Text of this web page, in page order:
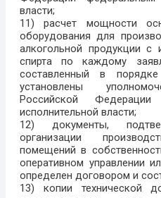
власти;
11) расчет мощности
оборудования для
алкогольной продукции с
спирта по каждому
составленный в
установлены
Российской
исполнительной власти;
12) документы,
организации
помещений в
оперативном управлении
определен договором и
13) копии технической